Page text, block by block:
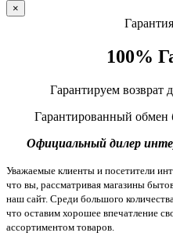
×
100%
Гарантируем возврат
Гарантированный обмен
Официальный дилер
Уважаемые клиенты и посетители
что вы, рассматривая магазины
наш сайт. Среди большого
что оставим хорошее впечатление
ассортиментом товаров.